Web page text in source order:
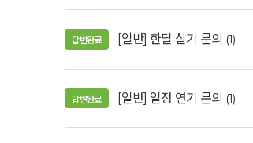
답변완료 [일반] 한달 살기 문의 (1)
답변완료 [일반] 일정 연기 문의 (1)